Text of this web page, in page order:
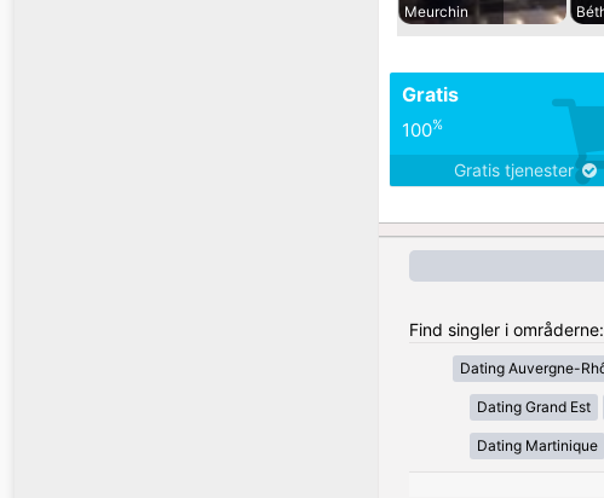
Meurchin
Gratis
100%
Gratis tjenester
Find singler i
Dating Auvergne-
Dating Grand Est
Dating Martinique